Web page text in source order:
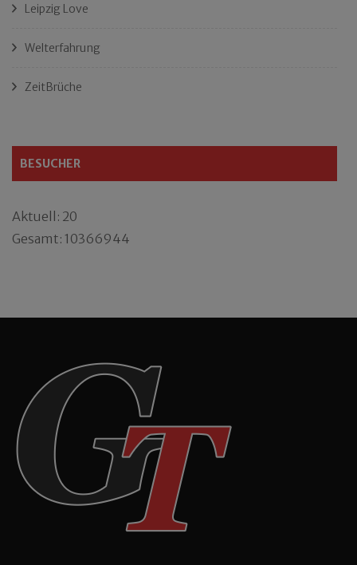
Leipzig Love
Welterfahrung
ZeitBrüche
BESUCHER
Aktuell: 20
Gesamt: 10366944